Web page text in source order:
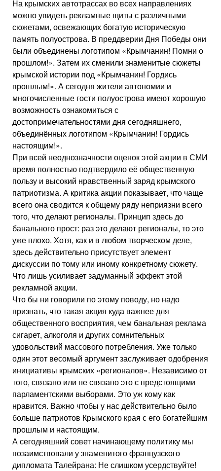
На крымских автотрассах во всех направлениях
можно увидеть рекламные щиты с различными
сюжетами, освежающих богатую историческую
память полуострова. В преддверии Дня Победы они
были объединены логотипом «Крымчанин! Помни о
прошлом!». Затем их сменили знаменитые сюжеты
крымской истории под «Крымчанин! Гордись
прошлым!». А сегодня жители автономии и
многочисленные гости полуострова имеют хорошую
возможность ознакомиться с
достопримечательностями дня сегодняшнего,
объединённых логотипом «Крымчанин! Гордись
настоящим!».
При всей неоднозначности оценок этой акции в СМИ
время полностью подтвердило её общественную
пользу и высокий нравственный заряд крымского
патриотизма. А критика акции показывает, что чаще
всего она сводится к общему ряду неприязни всего
того, что делают регионалы. Принцип здесь до
банального прост: раз это делают регионалы, то это
уже плохо. Хотя, как и в любом творческом деле,
здесь действительно присутствует элемент
дискуссии по тому или иному конкретному сюжету.
Что лишь усиливает задуманный эффект этой
рекламной акции.
Что бы ни говорили по этому поводу, но надо
признать, что такая акция куда важнее для
общественного восприятия, чем банальная реклама
сигарет, алкоголя и других сомнительных
удовольствий массового потребления. Уже только
один этот весомый аргумент заслуживает одобрения
инициативы крымских «регионалов». Независимо от
того, связано или не связано это с предстоящими
парламентскими выборами. Это уж кому как
нравится. Важно чтобы у нас действительно было
больше патриотов Крымского края с его богатейшим
прошлым и настоящим.
А сегодняшний совет начинающему политику мы
позаимствовали у знаменитого французского
дипломата Талейрана: Не слишком усердствуйте!